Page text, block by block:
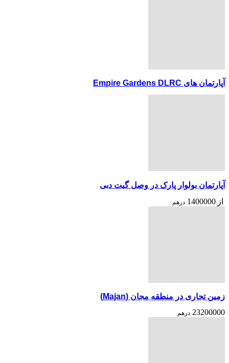
آپارتمان های Empire Gardens DLRC
آپارتمان بولوار پارک در وصل گیت دبی
از 1400000 درهم
زمین تجاری در منطقه مجان (Majan)
23200000 درهم